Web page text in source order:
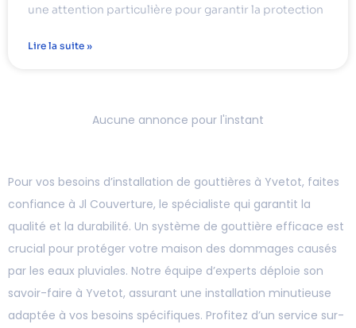
une attention particulière pour garantir la protection
Lire la suite »
Aucune annonce pour l'instant
Pour vos besoins d’installation de gouttières à Yvetot, faites
confiance à Jl Couverture, le spécialiste qui garantit la
qualité et la durabilité. Un système de gouttière efficace est
crucial pour protéger votre maison des dommages causés
par les eaux pluviales. Notre équipe d’experts déploie son
savoir-faire à Yvetot, assurant une installation minutieuse
adaptée à vos besoins spécifiques. Profitez d’un service sur-